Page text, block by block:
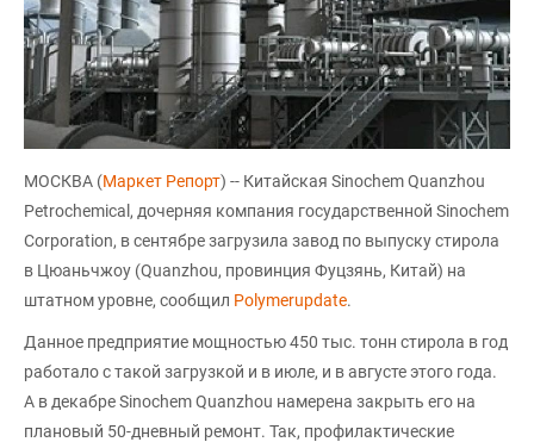
МОСКВА (Маркет Репорт) -- Китайская Sinochem Quanzhou
Petrochemical, дочерняя компания государственной Sinochem
Corporation, в сентябре загрузила завод по выпуску стирола
в Цюаньчжоу (Quanzhou, провинция Фуцзянь, Китай) на
штатном уровне, сообщил Polymerupdate.
Данное предприятие мощностью 450 тыс. тонн стирола в год
работало с такой загрузкой и в июле, и в августе этого года.
А в декабре Sinochem Quanzhou намерена закрыть его на
плановый 50-дневный ремонт. Так, профилактические